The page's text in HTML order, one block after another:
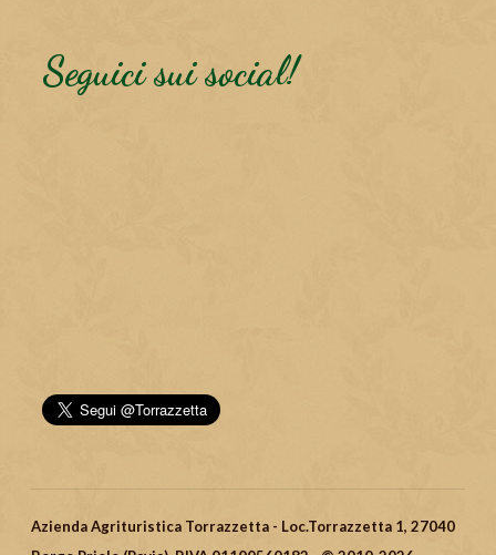
Seguici sui social!
Azienda Agrituristica Torrazzetta - Loc.Torrazzetta 1, 27040